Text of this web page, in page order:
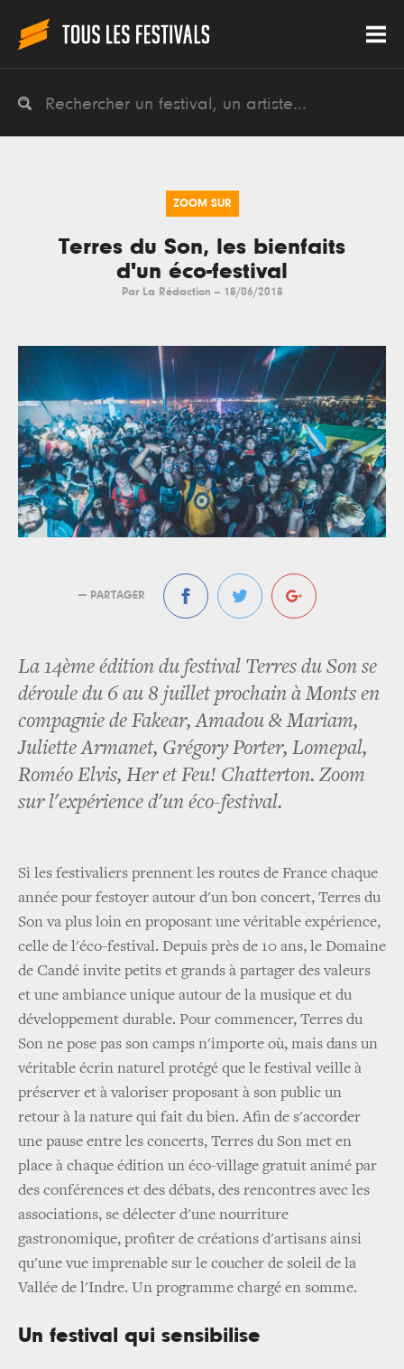
ZOOM SUR
Terres du Son, les bienfaits
d'un éco-festival
Par La Rédaction -- 18/06/2018
— PARTAGER
La 14ème édition du festival Terres du Son se
déroule du 6 au 8 juillet prochain à Monts en
compagnie de Fakear, Amadou & Mariam,
Juliette Armanet, Grégory Porter, Lomepal,
Roméo Elvis, Her et Feu! Chatterton. Zoom
sur l'expérience d'un éco-festival.
Si les festivaliers prennent les routes de France chaque
année pour festoyer autour d'un bon concert, Terres du
Son va plus loin en proposant une véritable expérience,
celle de l'éco-festival. Depuis près de 10 ans, le Domaine
de Candé invite petits et grands à partager des valeurs
et une ambiance unique autour de la musique et du
développement durable. Pour commencer, Terres du
Son ne pose pas son camps n'importe où, mais dans un
véritable écrin naturel protégé que le festival veille à
préserver et à valoriser proposant à son public un
retour à la nature qui fait du bien. Afin de s'accorder
une pause entre les concerts, Terres du Son met en
place à chaque édition un éco-village gratuit animé par
des conférences et des débats, des rencontres avec les
associations, se délecter d'une nourriture
gastronomique, profiter de créations d'artisans ainsi
qu'une vue imprenable sur le coucher de soleil de la
Vallée de l'Indre. Un programme chargé en somme.
Un festival qui sensibilise